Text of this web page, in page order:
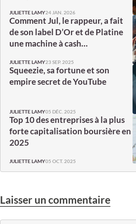
JULIETTE LAMY24 JAN. 2026
Comment Jul, le rappeur, a fait
de son label D’Or et de Platine
une machine à cash…
JULIETTE LAMY23 SEP. 2025
Squeezie, sa fortune et son
empire secret de YouTube
JULIETTE LAMY05 DÉC. 2025
Top 10 des entreprises à la plus
forte capitalisation boursière en
2025
JULIETTE LAMY05 OCT. 2025
Laisser un commentaire